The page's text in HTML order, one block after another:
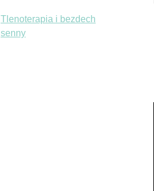
Tlenoterapia i bezdech
senny